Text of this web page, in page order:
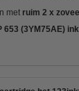
met ruim 2 x
(3YM75AE)